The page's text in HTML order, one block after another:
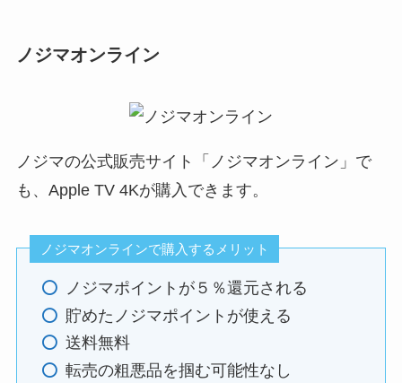
ノジマオンライン
ノジマの公式販売サイト「ノジマオンライン」で
も、Apple TV 4Kが購入できます。
ノジマオンラインで購入するメリット
ノジマポイントが５％還元される
貯めたノジマポイントが使える
送料無料
転売の粗悪品を掴む可能性なし